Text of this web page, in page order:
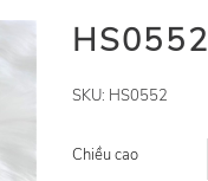
HS0552
SKU: HS0552
Chiều cao